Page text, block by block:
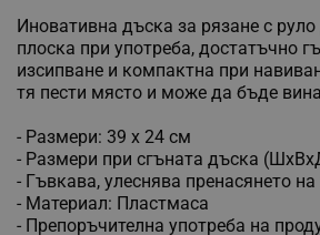
Иновативна дъска за рязане с
плоска при употреба, достатъчно
изсипване и компактна при
тя пести място и може да бъде
- Размери: 39 х 24 см
- Размери при сгъната дъска
- Гъвкава, улеснява пренасянето на
- Материал: Пластмаса
- Препоръчителна употреба на